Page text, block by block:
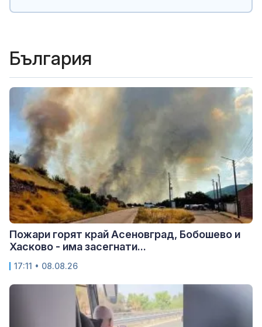
България
Пожари горят край Асеновград, Бобошево и
Хасково - има засегнати...
17:11 • 08.08.26